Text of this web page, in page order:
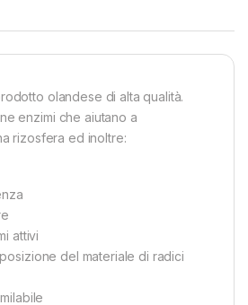
olandese di alta qualità.
enzimi che aiutano a
rizosfera ed inoltre:
attivi
del materiale di radici